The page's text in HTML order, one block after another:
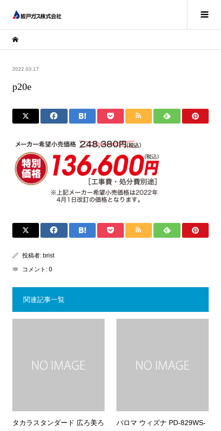
2022.03.17
p20e
投稿者: brist
コメント: 0
関連記事一覧
タカラスタンダード 広ろ美ろ
パロマ ウィズナ PD-829WS-